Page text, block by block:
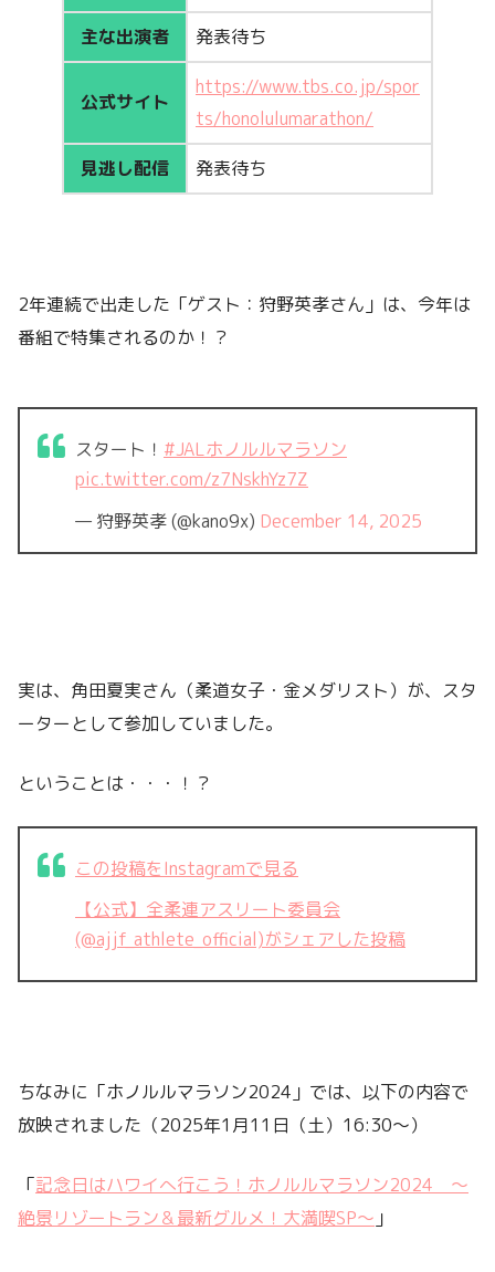
主な出演者 発表待ち
公式サイト
https://www.tbs.co.jp/spor
ts/honolulumarathon/
見逃し配信 発表待ち
2年連続で出走した「ゲスト：狩野英孝さん」は、今年は
番組で特集されるのか！？
スタート！ #JALホノルルマラソン
pic.twitter.com/z7NskhYz7Z
— 狩野英孝 (@kano9x) December 14, 2025
実は、角田夏実さん（柔道女子・金メダリスト）が、スタ
ーターとして参加していました。
ということは・・・！？
この投稿をInstagramで見る
【公式】全柔連アスリート委員会
(@ajjf_athlete_official)がシェアした投稿
ちなみに「ホノルルマラソン2024」では、以下の内容で
放映されました（2025年1月11日（土）16:30～）
「記念日はハワイへ行こう！ホノルルマラソン2024 ～
絶景リゾートラン＆最新グルメ！大満喫SP～ 」